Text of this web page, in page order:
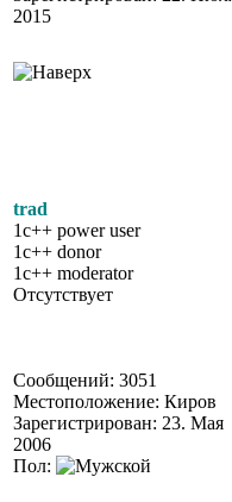
2015
trad
1c++ power user
1c++ donor
1c++ moderator
Отсутствует
Сообщений: 3051
Местоположение: Киров
Зарегистрирован: 23. Мая
2006
Пол: